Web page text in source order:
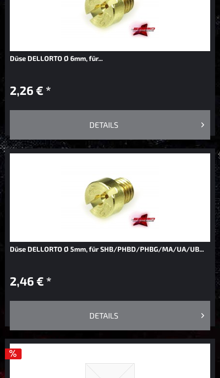
Düse DELLORTO Ø 6mm, für...
2,26 € *
DETAILS
Düse DELLORTO Ø 5mm, für SHB/PHBD/PHBG/MA/UA/UB...
2,46 € *
DETAILS